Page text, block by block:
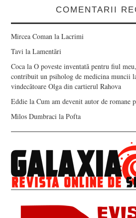
COMENTARII
Mircea Coman laLacrimi
Tavi laLamentări
Coca laO poveste inventată pentru fiul
contribuit un psiholog de medicina muncii
vindecătoare Olga din cartierul Rahova
Eddie laCum am devenit autor de romane
Milos Dumbraci laPofta